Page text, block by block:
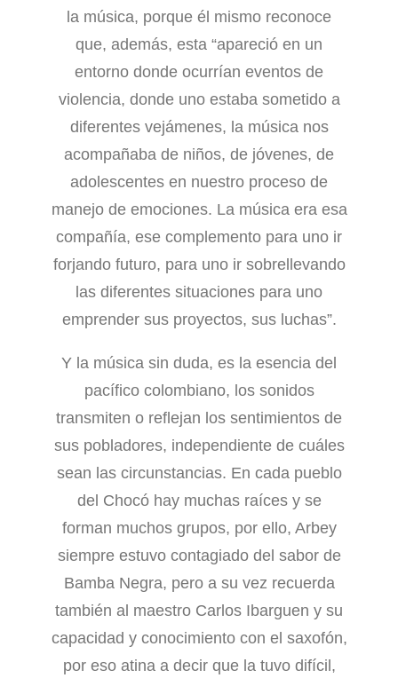
la música, porque él mismo reconoce
que, además, esta “apareció en un
entorno donde ocurrían eventos de
violencia, donde uno estaba sometido a
diferentes vejámenes, la música nos
acompañaba de niños, de jóvenes, de
adolescentes en nuestro proceso de
manejo de emociones. La música era esa
compañía, ese complemento para uno ir
forjando futuro, para uno ir sobrellevando
las diferentes situaciones para uno
emprender sus proyectos, sus luchas”.
Y la música sin duda, es la esencia del
pacífico colombiano, los sonidos
transmiten o reflejan los sentimientos de
sus pobladores, independiente de cuáles
sean las circunstancias. En cada pueblo
del Chocó hay muchas raíces y se
forman muchos grupos, por ello, Arbey
siempre estuvo contagiado del sabor de
Bamba Negra, pero a su vez recuerda
también al maestro Carlos Ibarguen y su
capacidad y conocimiento con el saxofón,
por eso atina a decir que la tuvo difícil,